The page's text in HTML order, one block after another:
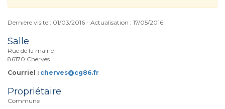
Dernière visite : 01/03/2016 - Actualisation : 17/05/2016
Salle
Rue de la mairie
86170 Cherves
Courriel : cherves@cg86.fr
Propriétaire
Commune